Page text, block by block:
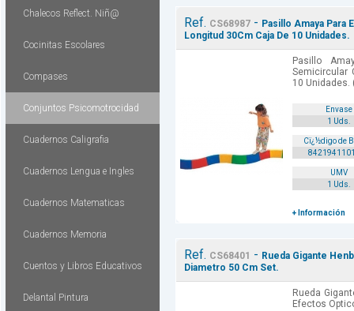
Chalecos Reflect. Niñ@
Cocinitas Escolares
Compases
Conjuntos Psicomotrocidad
Cuadernos Caligrafia
Cuadernos Lengua e Ingles
Cuadernos Matematicas
Cuadernos Memoria
Cuentos y Libros Educativos
Delantal Pintura
Ref. CS68987 - Pasillo Amaya
Longitud 30Cm Caja De 10 Unidades.
Pasillo
Semicircular
10 Unidades.
Envase
1 Uds.
Cï¿½digo de
UMV
1 Uds.
+ Información
Ref. CS68401 - Rueda Gigante
Diametro 50 Cm Set.
Rueda
Efectos